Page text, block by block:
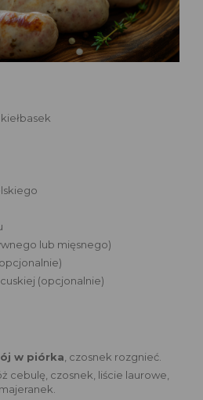
lub mięsnego)
(opcjonalnie)
w piórka , czosnek rozgnieć.
cebulę, czosnek, liście laurowe,